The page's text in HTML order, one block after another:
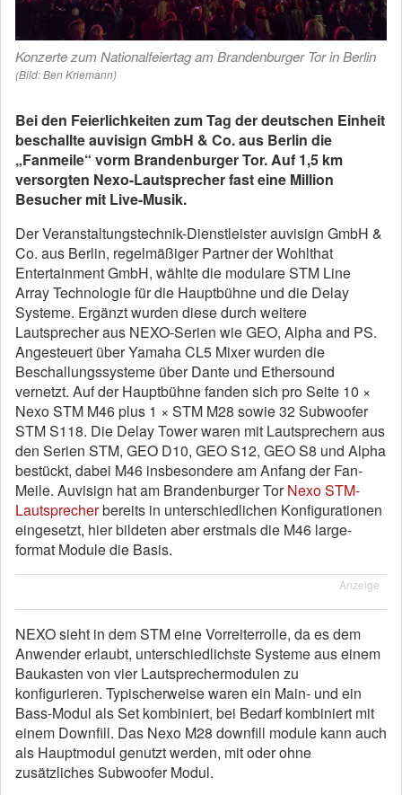
Konzerte zum Nationalfeiertag am Brandenburger Tor in Berlin
(Bild: Ben Kriemann)
Bei den Feierlichkeiten zum Tag der deutschen Einheit
beschallte auvisign GmbH & Co. aus Berlin die
„Fanmeile“ vorm Brandenburger Tor. Auf 1,5 km
versorgten Nexo-Lautsprecher fast eine Million
Besucher mit Live-Musik.
Der Veranstaltungstechnik-Dienstleister auvisign GmbH &
Co. aus Berlin, regelmäßiger Partner der Wohlthat
Entertainment GmbH, wählte die modulare STM Line
Array Technologie für die Hauptbühne und die Delay
Systeme. Ergänzt wurden diese durch weitere
Lautsprecher aus NEXO-Serien wie GEO, Alpha and PS.
Angesteuert über Yamaha CL5 Mixer wurden die
Beschallungssysteme über Dante und Ethersound
vernetzt. Auf der Hauptbühne fanden sich pro Seite 10 ×
Nexo STM M46 plus 1 × STM M28 sowie 32 Subwoofer
STM S118. Die Delay Tower waren mit Lautsprechern aus
den Serien STM, GEO D10, GEO S12, GEO S8 und Alpha
bestückt, dabei M46 insbesondere am Anfang der Fan-
Meile. Auvisign hat am Brandenburger TorNexo STM-
Lautsprecherbereits in unterschiedlichen Konfigurationen
eingesetzt, hier bildeten aber erstmals die M46 large-
format Module die Basis.
Anzeige
NEXO sieht in dem STM eine Vorreiterrolle, da es dem
Anwender erlaubt, unterschiedlichste Systeme aus einem
Baukasten von vier Lautsprechermodulen zu
konfigurieren. Typischerweise waren ein Main- und ein
Bass-Modul als Set kombiniert, bei Bedarf kombiniert mit
einem Downfill. Das Nexo M28 downfill module kann auch
als Hauptmodul genutzt werden, mit oder ohne
zusätzliches Subwoofer Modul.